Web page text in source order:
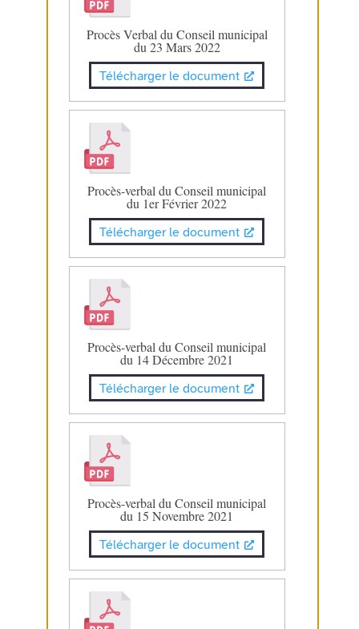
Procès Verbal du Conseil municipal
du 23 Mars 2022
Télécharger le document
Procès-verbal du Conseil municipal
du 1er Février 2022
Télécharger le document
Procès-verbal du Conseil municipal
du 14 Décembre 2021
Télécharger le document
Procès-verbal du Conseil municipal
du 15 Novembre 2021
Télécharger le document